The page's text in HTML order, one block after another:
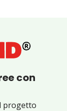
con
progetto